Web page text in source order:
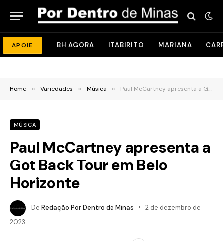
APOIE BH AGORA ITABIRITO MARIANA
Home » Variedades » Música » Paul McCartney apresenta a Got Back Tour em Belo Horizonte
MÚSICA
Paul McCartney apresenta a
Got Back Tour em Belo
Horizonte
De Redação Por Dentro de Minas
2 de dezembro de
2023